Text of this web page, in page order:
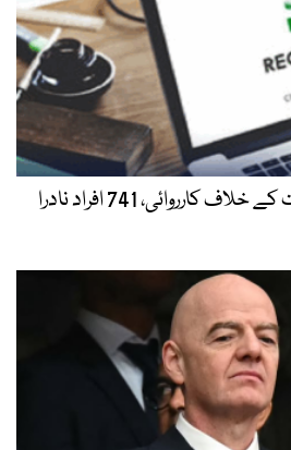
جعلی شناختی دستاویزات کے خلاف کارروائی، 741 افراد نادرا